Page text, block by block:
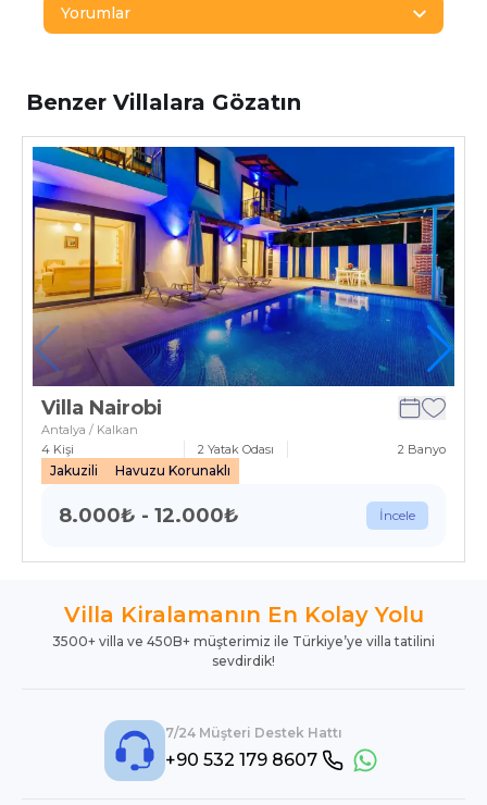
Yorumlar
Benzer Villalara Gözatın
Villa Nairobi
Antalya / Kalkan
4 Kişi 2 Yatak Odası 2 Banyo
Jakuzili Havuzu Korunaklı
8.000₺ - 12.000₺ İncele
Villa Kiralamanın En Kolay Yolu
3500+ villa ve 450B+ müşterimiz ile Türkiye’ye villa tatilini
sevdirdik!
7/24 Müşteri Destek Hattı
+90 532 179 8607